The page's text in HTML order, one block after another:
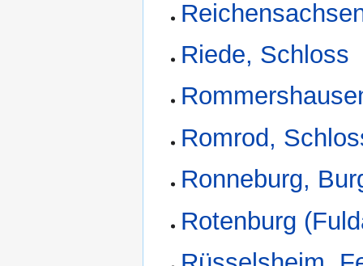
Riede, Schloss
Romrod,
Ronneburg,
Rotenburg